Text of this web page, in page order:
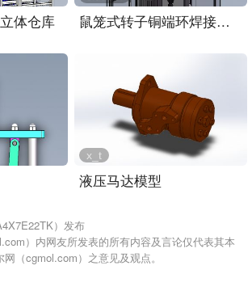
体仓库 鼠笼式转子铜端环焊接装置..
液压马达模型
x_t
）发布
）内网友所发表的所有内容及言论仅代表其本
（cgmol.com）之意见及观点。